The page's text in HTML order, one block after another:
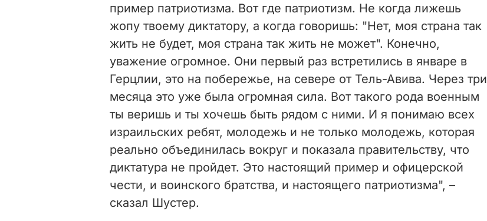
пример патриотизма. Вот где патриотизм. Не когда лижешь
жопу твоему диктатору, а когда говоришь: "Нет, моя страна так
жить не будет, моя страна так жить не может". Конечно,
уважение огромное. Они первый раз встретились в январе в
Герцлии, это на побережье, на севере от Тель-Авива. Через три
месяца это уже была огромная сила. Вот такого рода военным
ты веришь и ты хочешь быть рядом с ними. И я понимаю всех
израильских ребят, молодежь и не только молодежь, которая
реально объединилась вокруг и показала правительству, что
диктатура не пройдет. Это настоящий пример и офицерской
чести, и воинского братства, и настоящего патриотизма", –
сказал Шустер.